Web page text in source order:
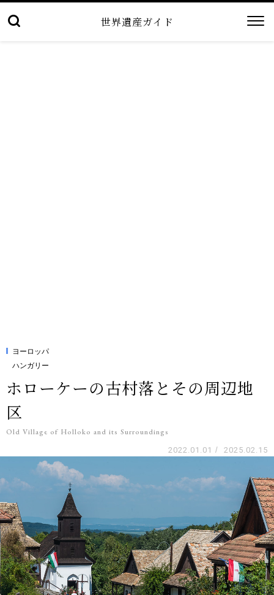
世界遺産ガイド
ヨーロッパ
ハンガリー
ホローケーの古村落とその周辺地
区
Old Village of Holloko and its Surroundings
2022.01.01 / 2025.02.15